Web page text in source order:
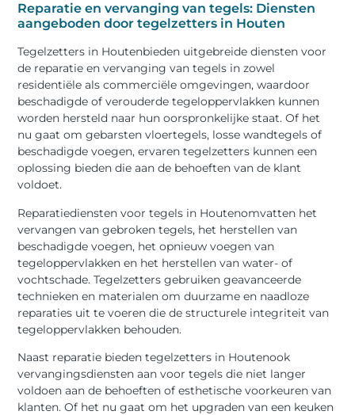
Reparatie en vervanging van tegels: Diensten
aangeboden door tegelzetters in Houten
Tegelzetters in Houtenbieden uitgebreide diensten voor
de reparatie en vervanging van tegels in zowel
residentiële als commerciële omgevingen, waardoor
beschadigde of verouderde tegeloppervlakken kunnen
worden hersteld naar hun oorspronkelijke staat. Of het
nu gaat om gebarsten vloertegels, losse wandtegels of
beschadigde voegen, ervaren tegelzetters kunnen een
oplossing bieden die aan de behoeften van de klant
voldoet.
Reparatiediensten voor tegels in Houtenomvatten het
vervangen van gebroken tegels, het herstellen van
beschadigde voegen, het opnieuw voegen van
tegeloppervlakken en het herstellen van water- of
vochtschade. Tegelzetters gebruiken geavanceerde
technieken en materialen om duurzame en naadloze
reparaties uit te voeren die de structurele integriteit van
tegeloppervlakken behouden.
Naast reparatie bieden tegelzetters in Houtenook
vervangingsdiensten aan voor tegels die niet langer
voldoen aan de behoeften of esthetische voorkeuren van
klanten. Of het nu gaat om het upgraden van een keuken